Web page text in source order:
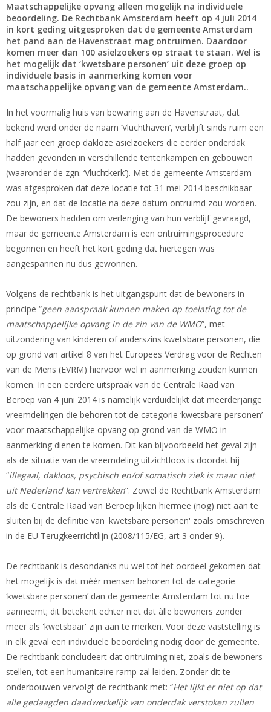
Maatschappelijke opvang alleen mogelijk na individuele
beoordeling. De Rechtbank Amsterdam heeft op 4 juli 2014
in kort geding uitgesproken dat de gemeente Amsterdam
het pand aan de Havenstraat mag ontruimen. Daardoor
komen meer dan 100 asielzoekers op straat te staan. Wel is
het mogelijk dat ‘kwetsbare personen’ uit deze groep op
individuele basis in aanmerking komen voor
maatschappelijke opvang van de gemeente Amsterdam..
In het voormalig huis van bewaring aan de Havenstraat, dat
bekend werd onder de naam ‘Vluchthaven’, verblijft sinds ruim een
half jaar een groep dakloze asielzoekers die eerder onderdak
hadden gevonden in verschillende tentenkampen en gebouwen
(waaronder de zgn. ‘Vluchtkerk’). Met de gemeente Amsterdam
was afgesproken dat deze locatie tot 31 mei 2014 beschikbaar
zou zijn, en dat de locatie na deze datum ontruimd zou worden.
De bewoners hadden om verlenging van hun verblijf gevraagd,
maar de gemeente Amsterdam is een ontruimingsprocedure
begonnen en heeft het kort geding dat hiertegen was
aangespannen nu dus gewonnen.
Volgens de rechtbank is het uitgangspunt dat de bewoners in
principe “geen aanspraak kunnen maken op toelating tot de
maatschappelijke opvang in de zin van de WMO”, met
uitzondering van kinderen of anderszins kwetsbare personen, die
op grond van artikel 8 van het Europees Verdrag voor de Rechten
van de Mens (EVRM) hiervoor wel in aanmerking zouden kunnen
komen. In een eerdere uitspraak van de Centrale Raad van
Beroep van 4 juni 2014 is namelijk verduidelijkt dat meerderjarige
vreemdelingen die behoren tot de categorie ‘kwetsbare personen’
voor maatschappelijke opvang op grond van de WMO in
aanmerking dienen te komen. Dit kan bijvoorbeeld het geval zijn
als de situatie van de vreemdeling uitzichtloos is doordat hij
“illegaal, dakloos, psychisch en/of somatisch ziek is maar niet
uit Nederland kan vertrekken”. Zowel de Rechtbank Amsterdam
als de Centrale Raad van Beroep lijken hiermee (nog) niet aan te
sluiten bij de definitie van 'kwetsbare personen' zoals omschreven
in de EU Terugkeerrichtlijn (2008/115/EG, art 3 onder 9).
De rechtbank is desondanks nu wel tot het oordeel gekomen dat
het mogelijk is dat méér mensen behoren tot de categorie
‘kwetsbare personen’ dan de gemeente Amsterdam tot nu toe
aanneemt; dit betekent echter niet dat àlle bewoners zonder
meer als 'kwetsbaar' zijn aan te merken. Voor deze vaststelling is
in elk geval een individuele beoordeling nodig door de gemeente.
De rechtbank concludeert dat ontruiming niet, zoals de bewoners
stellen, tot een humanitaire ramp zal leiden. Zonder dit te
onderbouwen vervolgt de rechtbank met: “Het lijkt er niet op dat
alle gedaagden daadwerkelijk van onderdak verstoken zullen